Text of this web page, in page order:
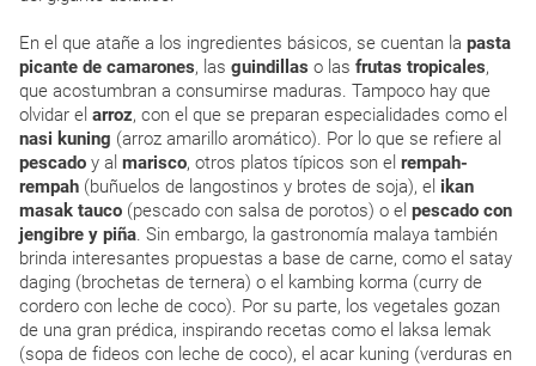
En el que atañe a los ingredientes básicos, se cuentan la pasta
picante de camarones, las guindillas o las frutas tropicales,
que acostumbran a consumirse maduras. Tampoco hay que
olvidar el arroz, con el que se preparan especialidades como el
nasi kuning (arroz amarillo aromático). Por lo que se refiere al
pescado y al marisco, otros platos típicos son el rempah-
rempah (buñuelos de langostinos y brotes de soja), el ikan
masak tauco (pescado con salsa de porotos) o el pescado con
jengibre y piña. Sin embargo, la gastronomía malaya también
brinda interesantes propuestas a base de carne, como el satay
daging (brochetas de ternera) o el kambing korma (curry de
cordero con leche de coco). Por su parte, los vegetales gozan
de una gran prédica, inspirando recetas como el laksa lemak
(sopa de fideos con leche de coco), el acar kuning (verduras en